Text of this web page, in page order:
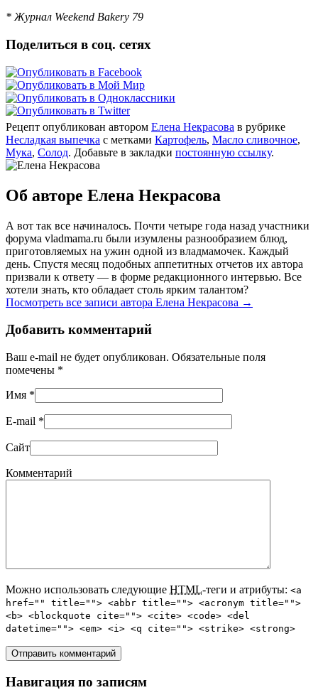
* Журнал Weekend Bakery 79
Поделиться в соц. сетях
Рецепт опубликован автором Елена Некрасова в рубрике
Несладкая выпечка с метками Картофель, Масло сливочное,
Мука, Солод. Добавьте в закладки постоянную ссылку.
Об авторе Елена Некрасова
А вот так все начиналось. Почти четыре года назад участники
форума vladmama.ru были изумлены разнообразием блюд,
приготовляемых на ужин одной из владмамочек. Каждый
день. Спустя месяц подобных аппетитных отчетов их автора
призвали к ответу — в форме редакционного интервью. Все
хотели знать, кто обладает столь ярким талантом?
Посмотреть все записи автора Елена Некрасова →
Добавить комментарий
Ваш e-mail не будет опубликован. Обязательные поля
помечены *
Имя *
E-mail *
Сайт
Комментарий
Можно использовать следующие HTML-теги и атрибуты: <a
href="" title=""> <abbr title=""> <acronym title="">
<b> <blockquote cite=""> <cite> <code> <del
datetime=""> <em> <i> <q cite=""> <strike> <strong>
Навигация по записям